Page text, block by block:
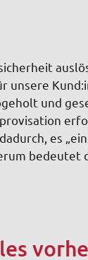
unsere
und
es